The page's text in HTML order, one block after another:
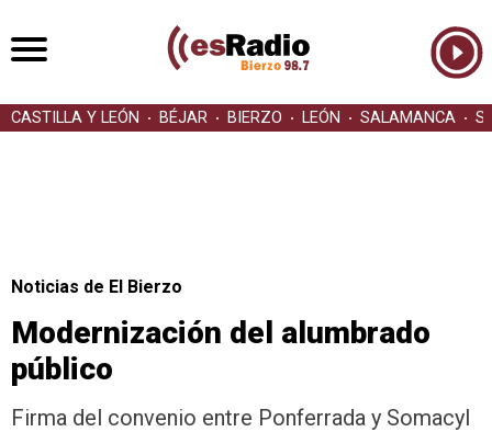
CASTILLA Y LEÓN BÉJAR BIERZO LEÓN SALAMANCA
Noticias de El Bierzo
Modernización del alumbrado
público
Firma del convenio entre Ponferrada y Somacyl